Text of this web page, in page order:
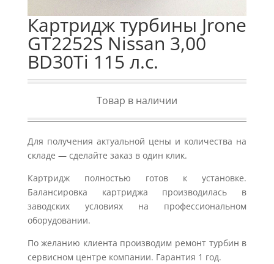
Картридж турбины Jrone
GT2252S Nissan 3,00
BD30Ti 115 л.с.
Товар в наличии
Для получения актуальной цены и количества на
складе — сделайте заказ в один клик.
Картридж полностью готов к установке.
Балансировка картриджа производилась в
заводских условиях на профессиональном
оборудовании.
По желанию клиента производим ремонт турбин в
сервисном центре компании. Гарантия 1 год.